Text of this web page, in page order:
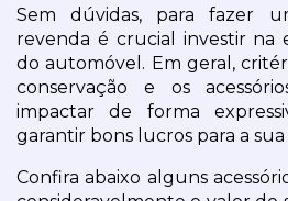
Sem dúvidas, para fazer
revenda é crucial investir na
do automóvel. Em geral,
conservação e os
impactar de forma
garantir bons lucros para a sua
Confira abaixo alguns